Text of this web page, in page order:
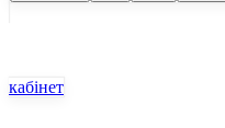
кабінет